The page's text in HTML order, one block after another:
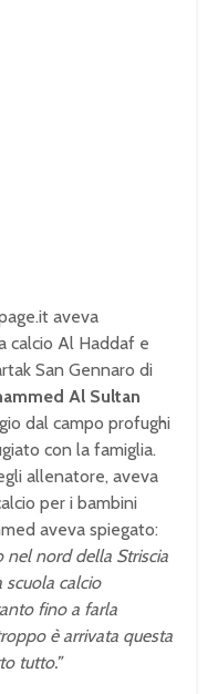
aveva
calcio Al Haddaf e
San Gennaro di
Al Sultan
dal campo profughi
con la famiglia.
allenatore, aveva
per i bambini
aveva spiegato:
nel nord della Striscia
scuola calcio
fino a farla
è arrivata questa
tutto.”